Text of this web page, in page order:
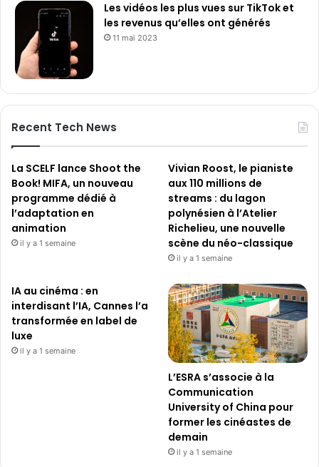
Les vidéos les plus vues sur TikTok et
les revenus qu’elles ont générés
11 mai 2023
Recent Tech News
La SCELF lance Shoot the
Book! MIFA, un nouveau
programme dédié à
l’adaptation en
animation
il y a 1 semaine
Vivian Roost, le pianiste
aux 110 millions de
streams : du lagon
polynésien à l’Atelier
Richelieu, une nouvelle
scène du néo-classique
il y a 1 semaine
IA au cinéma : en
interdisant l’IA, Cannes l’a
transformée en label de
luxe
il y a 1 semaine
L’ESRA s’associe à la
Communication
University of China pour
former les cinéastes de
demain
il y a 1 semaine